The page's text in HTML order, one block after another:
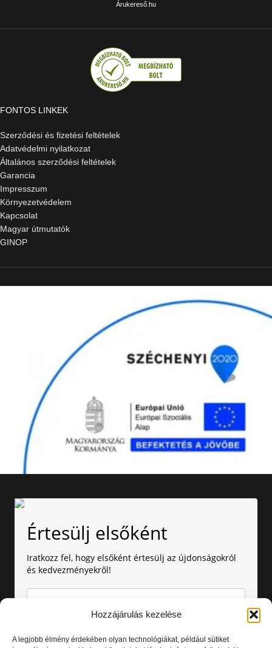
Hozzájárulás kezelése
A legjobb élmény érdekében olyan technológiákat, például sütiket
Árukereső.hu
FONTOS LINKEK
Szerződési és fizetési feltételek
Adatvédelmi nyilatkozat
Általános szerződési feltételek
Garancia
Impresszum
Környezetvédelem
Kapcsolat
Magyar útmutatók
GINOP
Értesülj elsőként
Iratkozz fel, hogy elsőként értesülj az újdonságokról
és kedvezményekről!